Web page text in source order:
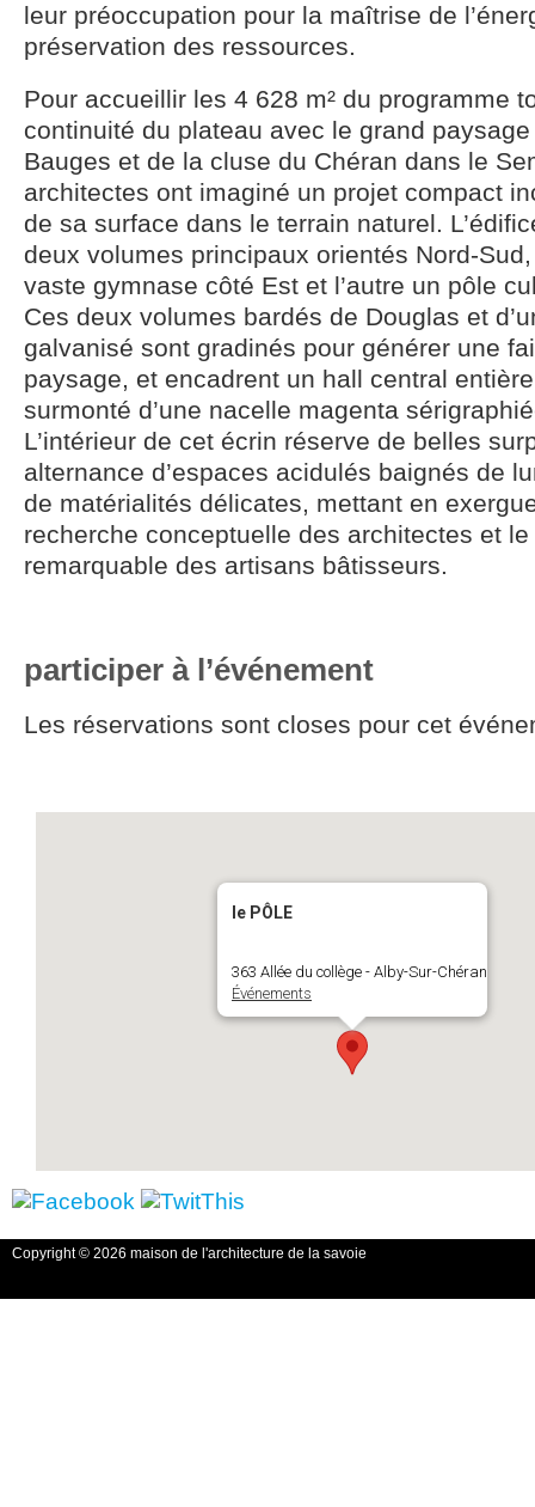
leur préoccupation pour la maîtrise de
préservation des ressources.
Pour accueillir les 4 628 m² du programme
continuité du plateau avec le grand
Bauges et de la cluse du Chéran dans le
architectes ont imaginé un projet compact
de sa surface dans le terrain naturel.
deux volumes principaux orientés Nord-Sud,
vaste gymnase côté Est et l’autre un pôle
Ces deux volumes bardés de Douglas et
galvanisé sont gradinés pour générer une
paysage, et encadrent un hall central
surmonté d’une nacelle magenta
L’intérieur de cet écrin réserve de belles
alternance d’espaces acidulés baignés de
de matérialités délicates, mettant en
recherche conceptuelle des architectes et
remarquable des artisans bâtisseurs.
participer à l’événement
Les réservations sont closes pour cet
le PÔLE
363 Allée du collège - Alby-Sur-Chéran
Événements
Copyright © 2026 maison de l'architecture de la savoie